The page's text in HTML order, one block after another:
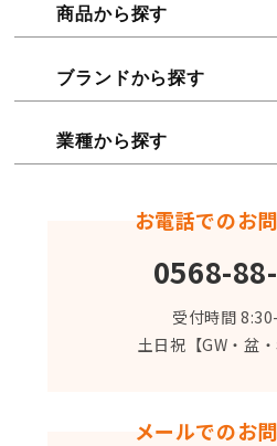
商品から探す
ブランドから探す
業種から探す
お電話でのお
0568-
受付時間
土日祝【GW・盆・
メールでのお